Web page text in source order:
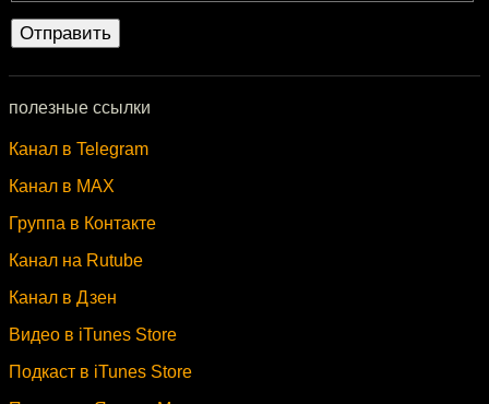
полезные ссылки
Канал в Telegram
Канал в MAX
Группа в Контакте
Канал на Rutube
Канал в Дзен
Видео в iTunes Store
Подкаст в iTunes Store